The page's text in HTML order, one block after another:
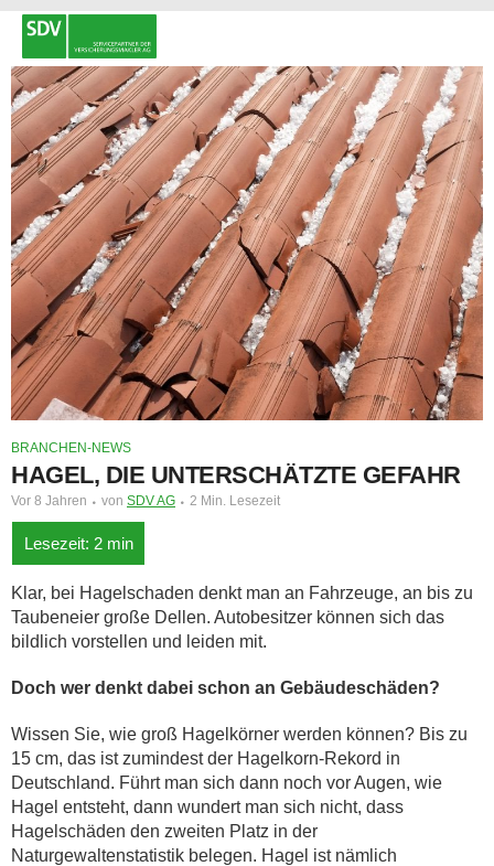
BRANCHEN-NEWS
HAGEL, DIE UNTERSCHÄTZTE GEFAHR
Vor 8 Jahren von SDV AG 2 Min. Lesezeit
Klar, bei Hagelschaden denkt man an Fahrzeuge, an bis zu
Taubeneier große Dellen. Autobesitzer können sich das
bildlich vorstellen und leiden mit.
Doch wer denkt dabei schon an Gebäudeschäden?
Wissen Sie, wie groß Hagelkörner werden können? Bis zu
15 cm, das ist zumindest der Hagelkorn-Rekord in
Deutschland. Führt man sich dann noch vor Augen, wie
Hagel entsteht, dann wundert man sich nicht, dass
Hagelschäden den zweiten Platz in der
Naturgewaltenstatistik belegen. Hagel ist nämlich